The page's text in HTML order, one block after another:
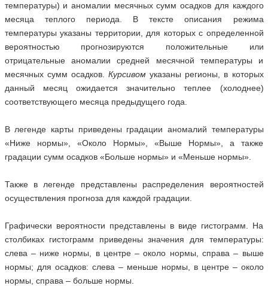
температуры) и аномалии месячных сумм осадков для каждого
месяца теплого периода. В тексте описания режима
температуры указаны территории, для которых с определенной
вероятностью прогнозируются положительные или
отрицательные аномалии средней месячной температуры и
месячных сумм осадков. Курсивомуказаны регионы, в которых
данный месяц ожидается значительно теплее (холоднее)
соответствующего месяца предыдущего года.
В легенде карты приведены градации аномалий температуры
«Ниже нормы», «Около Нормы», «Выше Нормы», а также
градации сумм осадков «Больше нормы» и «Меньше нормы».
Также в легенде представлены распределения вероятностей
осуществления прогноза для каждой градации.
Графически вероятности представлены в виде гистограмм. На
столбиках гистограмм приведены значения для температуры:
слева – ниже нормы, в центре – около нормы, справа – выше
нормы; для осадков: слева – меньше нормы, в центре – около
нормы, справа – больше нормы.